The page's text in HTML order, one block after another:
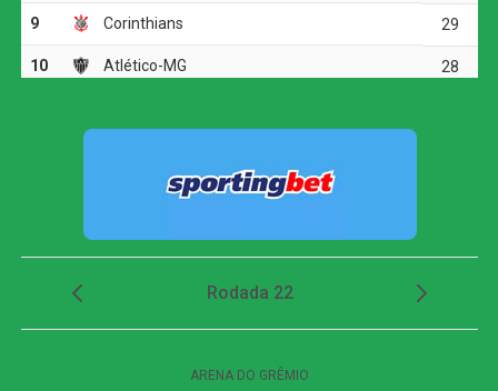
destaque na partida.
Apesar do domínio botafoguense, o Vitória conteve os
Botafogo 0 x 0 Vitória
Competição
Brasileirão Série A – Rodada 4 (jogo atrasado)
Estádio Nilton Santos, Rio de Janeiro (RJ)